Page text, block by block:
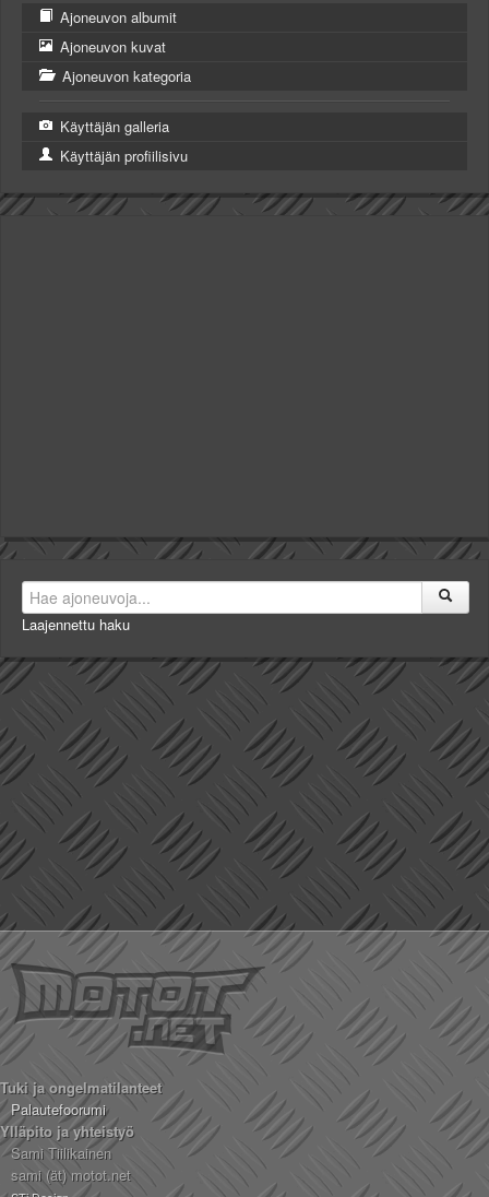
Ajoneuvon albumit
Ajoneuvon kuvat
Ajoneuvon kategoria
Käyttäjän galleria
Käyttäjän profiilisivu
Laajennettu haku
Tuki ja ongelmatilanteet
Palautefoorumi
Ylläpito ja yhteistyö
Sami Tiilikainen
sami (ät) motot.net